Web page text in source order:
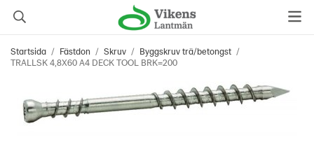
Startsida / Fästdon / Skruv / Byggskruv trä/betongst /
TRALLSK 4,8X60 A4 DECK TOOL BRK=200